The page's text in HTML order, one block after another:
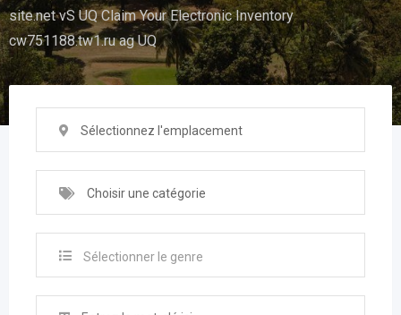
site.net vS UQ Claim Your Electronic Inventory
cw751188.tw1.ru ag UQ
Sélectionnez l'emplacement
Choisir une catégorie
Sélectionner le genre